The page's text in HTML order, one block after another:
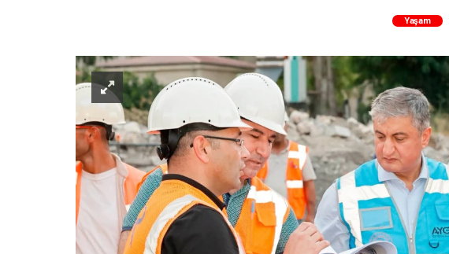
Yaşam